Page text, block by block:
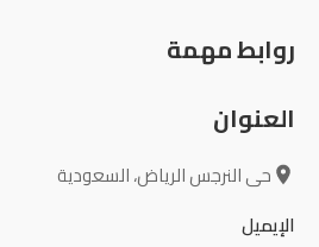
روابط مهمة
العنوان
حى النرجس الرياض، السعودية
الإيميل